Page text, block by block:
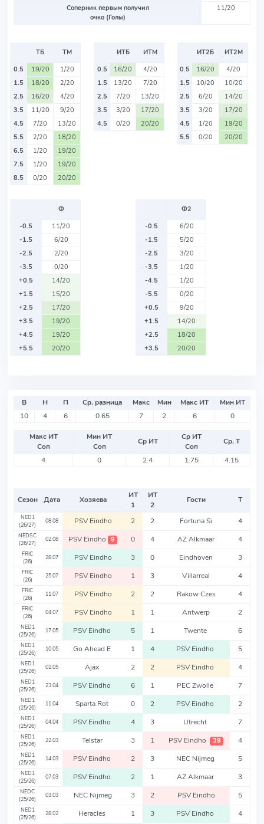
Соперник первым получил
очко (Голы)
11/20
ТБ
ТМ
0.5
19/20
1/20
1.5
18/20
2/20
2.5
16/20
4/20
3.5
11/20
9/20
4.5
7/20
13/20
5.5
2/20
18/20
6.5
1/20
19/20
7.5
1/20
19/20
8.5
0/20 20/20
ИТБ
ИТМ
0.5
16/20
4/20
1.5
13/20
7/20
2.5
7/20
13/20
3.5
3/20
17/20
4.5
0/20 20/20
ИТ2Б
ИТ2М
0.5
16/20
4/20
1.5
10/20
10/20
2.5
6/20
14/20
3.5
3/20
17/20
4.5
1/20
19/20
5.5
0/20 20/20
Ф
-0.5
11/20
-1.5
6/20
-2.5
2/20
-3.5
0/20
+0.5
14/20
+1.5
15/20
+2.5
17/20
+3.5
19/20
+4.5
19/20
+5.5
20/20
Ф2
-0.5
6/20
-1.5
5/20
-2.5
3/20
-3.5
1/20
-4.5
1/20
-5.5
0/20
+0.5
9/20
+1.5
14/20
+2.5
18/20
+3.5
20/20
В Н П Ср. разница Макс Мин Макс ИТ
Мин ИТ
10
4 6 0.65 7 2 6 0
Макс ИТ
Соп
Мин ИТ
Соп
Ср ИТ
Ср ИТ
Соп
Ср. Т
4
0 2.4 1.75 4.15
Сезон Дата Хозяева
ИТ
1
ИТ
2
Гости Т
NED1
(26/27)
08.08 PSV Eindho 2 2 Fortuna Si 4
NEDSC
(26/27)
02.08 PSV Eindho 9 0 4 AZ Alkmaar 4
FRIC
(26)
28.07 PSV Eindho 3 0 Eindhoven 3
FRIC
(26)
25.07 PSV Eindho 1 3 Villarreal 4
FRIC
(26)
11.07 PSV Eindho 2 2 Rakow Czes 4
FRIC
(26)
04.07 PSV Eindho 1 1 Antwerp 2
NED1
(25/26)
17.05 PSV Eindho 5 1 Twente 6
NED1
(25/26)
10.05 Go Ahead E 1 4 PSV Eindho 5
NED1
(25/26)
02.05 Ajax 2 2 PSV Eindho 4
NED1
(25/26)
23.04 PSV Eindho 6 1 PEC Zwolle 7
NED1
(25/26)
11.04 Sparta Rot 0 2 PSV Eindho 2
NED1
(25/26)
04.04 PSV Eindho 4 3 Utrecht 7
NED1
(25/26)
22.03 Telstar 3 1 PSV Eindho 39 4
NED1
(25/26)
14.03 PSV Eindho 2 3 NEC Nijmeg 5
NED1
(25/26)
07.03 PSV Eindho 2 1 AZ Alkmaar 3
NEDC
(25/26)
03.03 NEC Nijmeg 3 2 PSV Eindho 5
NED1
(25/26)
28.02 Heracles 1 3 PSV Eindho 4